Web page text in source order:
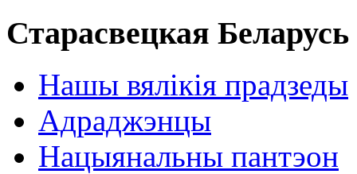
Старасвецкая Беларусь
Нашы вялікія прадзеды
Адраджэнцы
Нацыянальны пантэон